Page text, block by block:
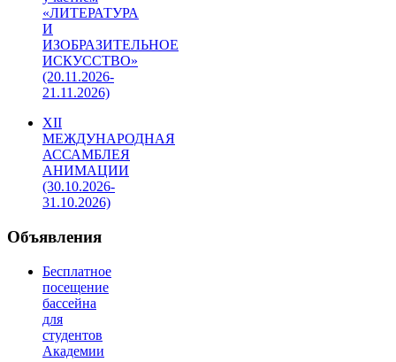
«ЛИТЕРАТУРА
И
ИЗОБРАЗИТЕЛЬНОЕ
ИСКУССТВО»
(20.11.2026-
21.11.2026)
XII
МЕЖДУНАРОДНАЯ
АССАМБЛЕЯ
АНИМАЦИИ
(30.10.2026-
31.10.2026)
Объявления
Бесплатное
посещение
бассейна
для
студентов
Академии